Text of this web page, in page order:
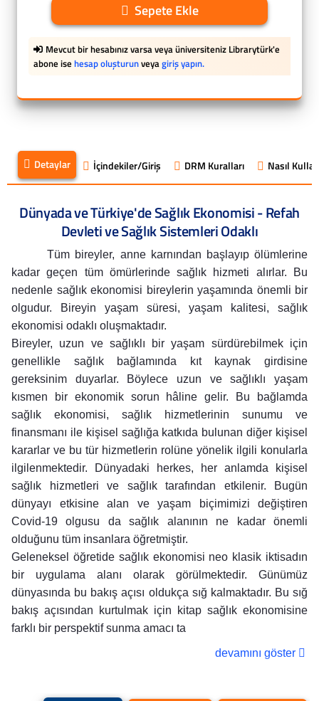
Sepete Ekle
Mevcut bir hesabınız varsa veya üniversiteniz Librarytürk'e
abone ise hesap oluşturunveyagiriş yapın.
Detaylar İçindekiler/Giriş DRM Kuralları Nasıl
Dünyada ve Türkiye'de Sağlık Ekonomisi - Refah
Devleti ve Sağlık Sistemleri Odaklı
Tüm bireyler, anne karnından başlayıp ölümlerine
kadar geçen tüm ömürlerinde sağlık hizmeti alırlar. Bu
nedenle sağlık ekonomisi bireylerin yaşamında önemli bir
olgudur. Bireyin yaşam süresi, yaşam kalitesi, sağlık
ekonomisi odaklı oluşmaktadır.
Bireyler, uzun ve sağlıklı bir yaşam sürdürebilmek için
genellikle sağlık bağlamında kıt kaynak girdisine
gereksinim duyarlar. Böylece uzun ve sağlıklı yaşam
kısmen bir ekonomik sorun hâline gelir. Bu bağlamda
sağlık ekonomisi, sağlık hizmetlerinin sunumu ve
finansmanı ile kişisel sağlığa katkıda bulunan diğer kişisel
kararlar ve bu tür hizmetlerin rolüne yönelik ilgili konularla
ilgilenmektedir. Dünyadaki herkes, her anlamda kişisel
sağlık hizmetleri ve sağlık tarafından etkilenir. Bugün
dünyayı etkisine alan ve yaşam biçimimizi değiştiren
Covid-19 olgusu da sağlık alanının ne kadar önemli
olduğunu tüm insanlara öğretmiştir.
Geleneksel öğretide sağlık ekonomisi neo klasik iktisadın
bir uygulama alanı olarak görülmektedir. Günümüz
dünyasında bu bakış açısı oldukça sığ kalmaktadır. Bu sığ
bakış açısından kurtulmak için kitap sağlık ekonomisine
farklı bir perspektif sunma amacı ta
devamını göster